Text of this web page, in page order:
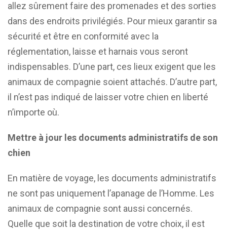
allez sûrement faire des promenades et des sorties
dans des endroits privilégiés. Pour mieux garantir sa
sécurité et être en conformité avec la
réglementation, laisse et harnais vous seront
indispensables. D’une part, ces lieux exigent que les
animaux de compagnie soient attachés. D’autre part,
il n’est pas indiqué de laisser votre chien en liberté
n’importe où.
Mettre à jour les documents administratifs de son
chien
En matière de voyage, les documents administratifs
ne sont pas uniquement l’apanage de l’Homme. Les
animaux de compagnie sont aussi concernés.
Quelle que soit la destination de votre choix, il est